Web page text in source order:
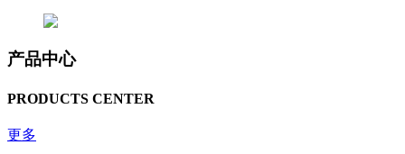
产品中心
PRODUCTS CENTER
更多